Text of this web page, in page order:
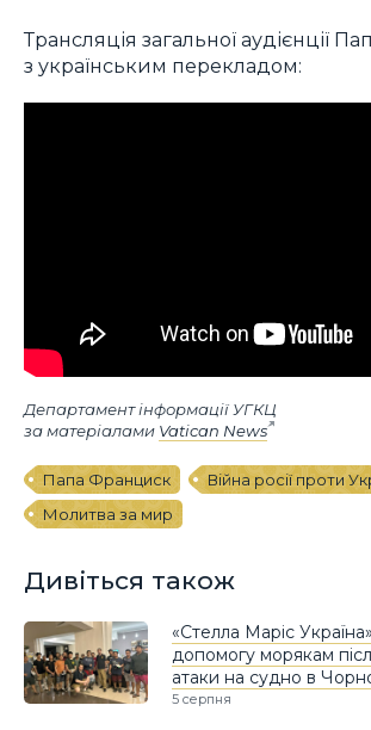
Трансляція загальної аудієнції
з українським перекладом:
Департамент інформації УГКЦ
за матеріалами Vatican News
Папа Франциск
Війна росії проти
Молитва за мир
Дивіться також
«Стелла Маріс
допомогу морякам
атаки на судно в
5 серпня